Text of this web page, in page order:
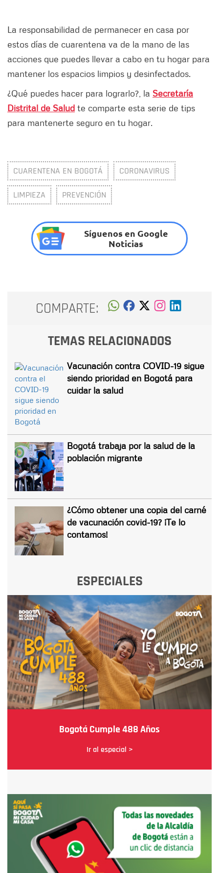
La responsabilidad de permanecer en casa por
estos días de cuarentena va de la mano de las
acciones que puedes llevar a cabo en tu hogar para
mantener los espacios limpios y desinfectados.
¿Qué puedes hacer para lograrlo?, la Secretaría
Distrital de Salud te comparte esta serie de tips
para mantenerte seguro en tu hogar.
CUARENTENA EN BOGOTÁ CORONAVIRUS
LIMPIEZA PREVENCIÓN
Síguenos en Google
Noticias
COMPARTE:
TEMAS RELACIONADOS
Vacunación contra COVID-19 sigue
siendo prioridad en Bogotá para
cuidar la salud
Bogotá trabaja por la salud de la
población migrante
¿Cómo obtener una copia del carné
de vacunación covid-19? ¡Te lo
contamos!
ESPECIALES
Bogotá Cumple 488 Años
Ir al especial >